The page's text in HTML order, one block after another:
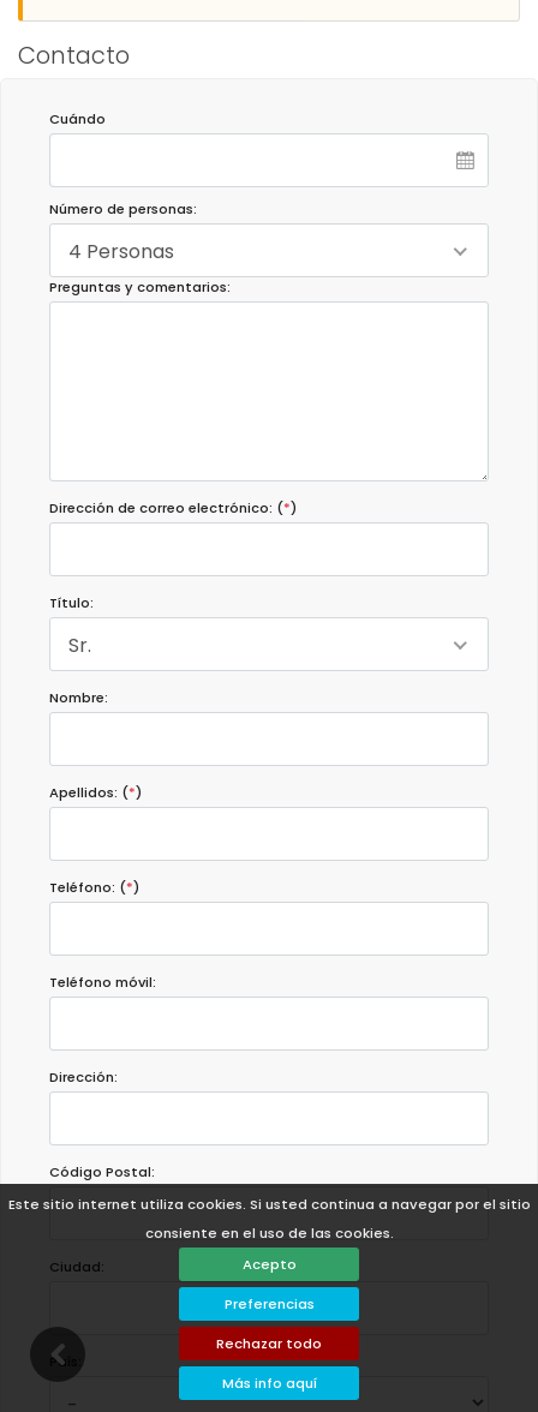
Este sitio internet utiliza cookies. Si usted continua a navegar por el sitio
consiente en el uso de las cookies.
Acepto
Preferencias
Rechazar todo
Más info aquí
Contacto
Cuándo
Número de personas:
4 Personas
Preguntas y comentarios:
Dirección de correo electrónico: (*)
Título:
Sr.
Nombre:
Apellidos: (*)
Teléfono: (*)
Teléfono móvil:
Dirección:
Código Postal:
Ciudad:
País: